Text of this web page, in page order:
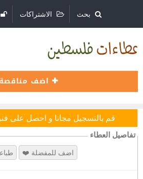
بحث الاشتراكات
اضف مناقصة
قم بالتسجيل مجانا و احصل على
تفاصيل العطاء